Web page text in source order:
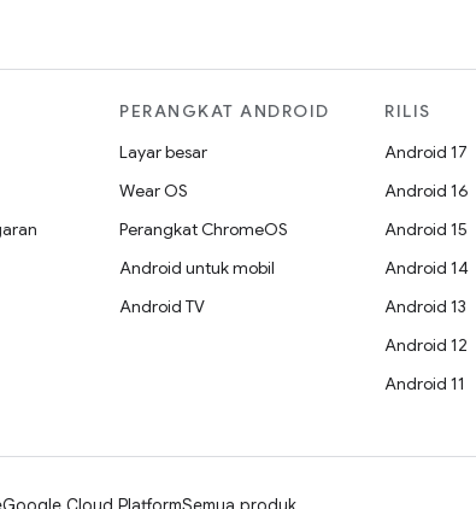
PERANGKAT ANDROID
Layar besar
Wear OS
Perangkat ChromeOS
Android untuk mobil
Android TV
RILIS
Android 17
Android 16
Android 15
Android 14
Android 13
Android 12
Android 11